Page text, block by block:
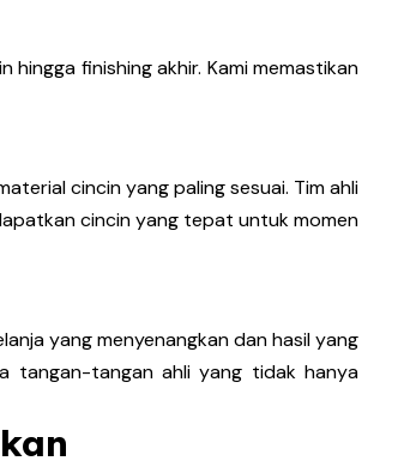
finishing akhir. Kami memastikan
cincin yang paling sesuai. Tim ahli
cincin yang tepat untuk momen
yang menyenangkan dan hasil yang
tangan-tangan ahli yang tidak hanya